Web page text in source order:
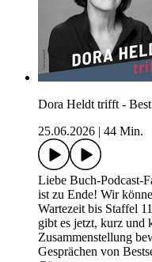
Dora Heldt trifft -
25.06.2026
44 Min.
Liebe Buch-Podcast-
ist zu Ende! Wir
Wartezeit bis Staffel
gibt es jetzt, kurz und
Zusammenstellung
Gesprächen von